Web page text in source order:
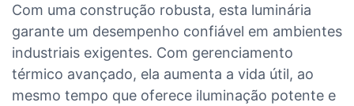
Com uma construção robusta, esta luminária
garante um desempenho confiável em ambientes
industriais exigentes. Com gerenciamento
térmico avançado, ela aumenta a vida útil, ao
mesmo tempo que oferece iluminação potente e